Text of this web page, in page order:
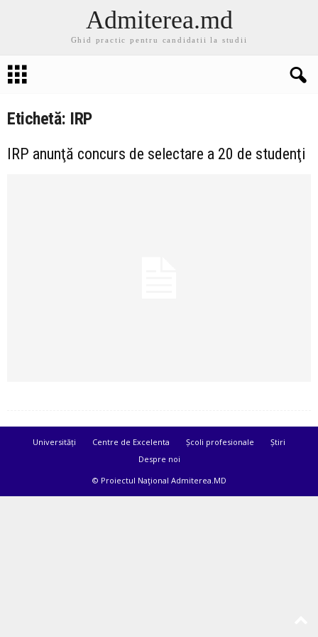
Admiterea.md
Ghid practic pentru candidatii la studii
Etichetă: IRP
IRP anunţă concurs de selectare a 20 de studenţi
Universități Centre de Excelenta Școli profesionale
Știri
Despre noi
© Proiectul Naţional Admiterea.MD